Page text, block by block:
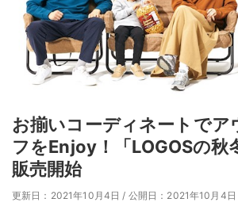
お揃いコーディネートでア
フをEnjoy！「LOGOSの秋
販売開始
更新日：2021年10月4日 / 公開日：2021年10月4日